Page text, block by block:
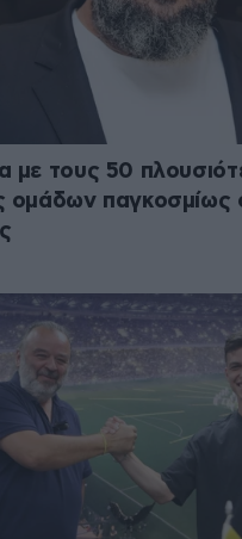
με τους 50
ομάδων